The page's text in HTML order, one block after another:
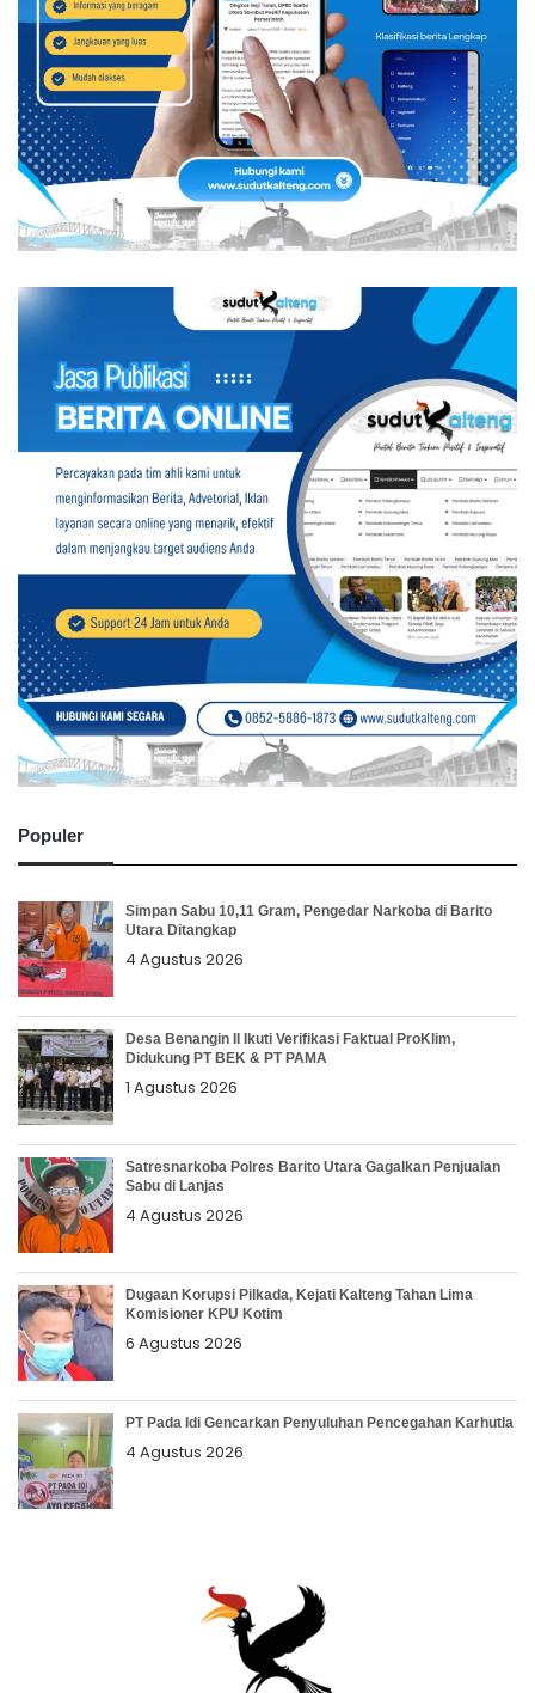
Populer
Simpan Sabu 10,11 Gram, Pengedar Narkoba di Barito
Utara Ditangkap
4 Agustus 2026
Desa Benangin II Ikuti Verifikasi Faktual ProKlim,
Didukung PT BEK & PT PAMA
1 Agustus 2026
Satresnarkoba Polres Barito Utara Gagalkan Penjualan
Sabu di Lanjas
4 Agustus 2026
Dugaan Korupsi Pilkada, Kejati Kalteng Tahan Lima
Komisioner KPU Kotim
6 Agustus 2026
PT Pada Idi Gencarkan Penyuluhan Pencegahan Karhutla
4 Agustus 2026